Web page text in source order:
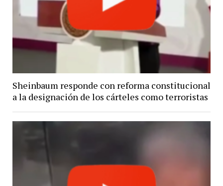
Sheinbaum responde con reforma constitucional
a la designación de los cárteles como terroristas